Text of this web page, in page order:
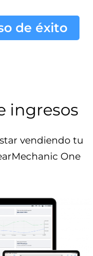
de éxito
ingresos
vendiendo tu
One